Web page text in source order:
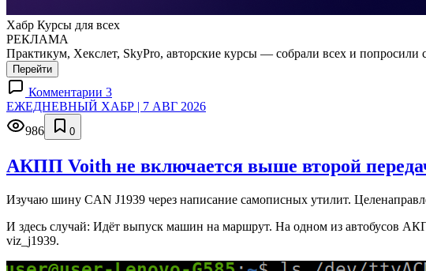
Хабр Курсы для всех
РЕКЛАМА
Практикум, Хекслет, SkyPro, авторские курсы — собрали всех и попросили
Перейти
Комментарии 3
ЕЖЕДНЕВНЫЙ ХАБР | 7 АВГ 2026
986
0
АКПП Voith не включается выше второй
Изучаю шину CAN J1939 через написание самописных утилит.
И здесь случай: Идёт выпуск машин на маршрут. На одном из автобусов
viz_j1939.